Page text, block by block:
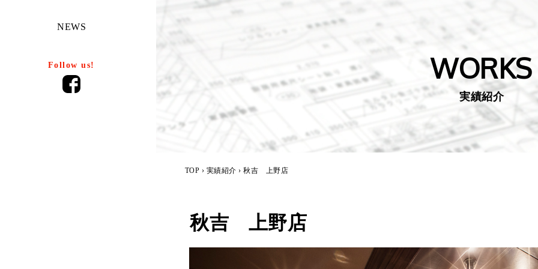
NEWS
Follow us! WORKS
実績紹介
TOP › 実績紹介 › 秋吉 上野店
秋吉 上野店